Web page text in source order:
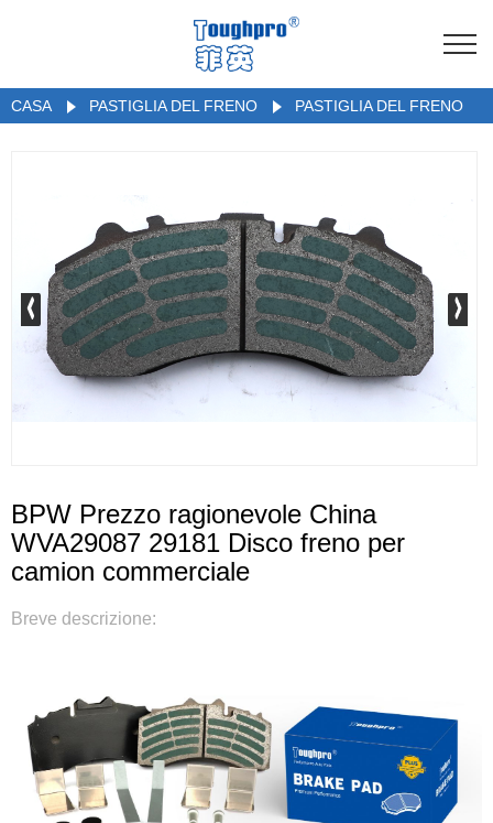
CASA PASTIGLIA DEL FRENO PASTIGLIA DEL FRENO
BPW Prezzo ragionevole China
WVA29087 29181 Disco freno per
camion commerciale
Breve descrizione: